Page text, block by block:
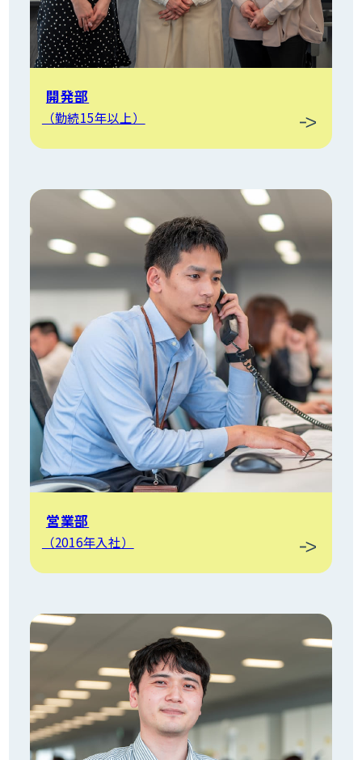
開発部
（勤続15年以上）
営業部
（2016年入社）